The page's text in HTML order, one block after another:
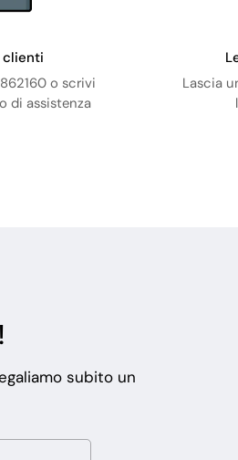
clienti
o scrivi
di assistenza
Lascia
subito un